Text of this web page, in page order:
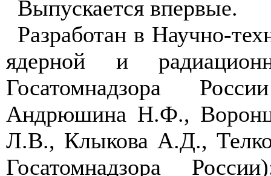
Выпускается впервые.
Разработан в Научно-
ядерной и
Госатомнадзора
Андрюшина Н.Ф.,
Л.В., Клыкова А.Д.,
Госатомнадзора